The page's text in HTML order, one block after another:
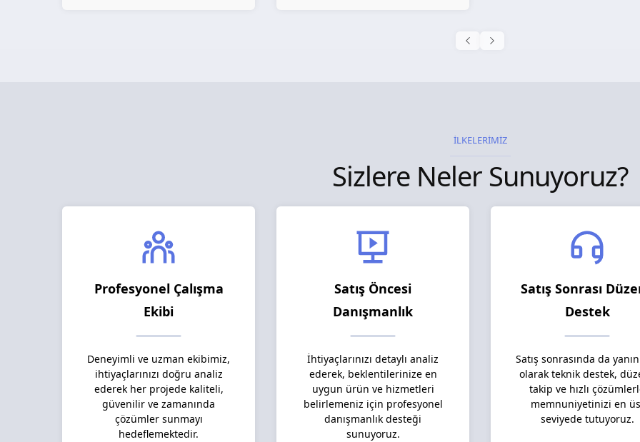
İLKELERİMİZ
Sizlere Neler Sunuyoruz?
Profesyonel Çalışma
Ekibi
Deneyimli ve uzman ekibimiz,
ihtiyaçlarınızı doğru analiz
ederek her projede kaliteli,
güvenilir ve zamanında
çözümler sunmayı
hedeflemektedir.
Satış Öncesi
Danışmanlık
İhtiyaçlarınızı detaylı analiz
ederek, beklentilerinize en
uygun ürün ve hizmetleri
belirlemeniz için profesyonel
danışmanlık desteği
sunuyoruz.
Satış Sonrası
Destek
Satış sonrasında da
olarak teknik destek,
takip ve hızlı
memnuniyetinizi en
seviyede tutuyoruz.